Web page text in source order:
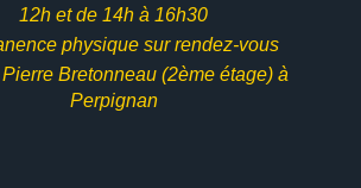
12h etde 14h à 16h30
physique sur rendez-vous
Bretonneau (2ème étage) à
Perpignan